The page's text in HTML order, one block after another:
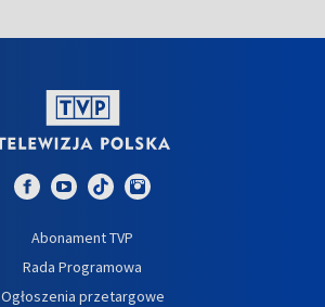
Abonament TVP
Rada Programowa
Ogłoszenia przetargowe